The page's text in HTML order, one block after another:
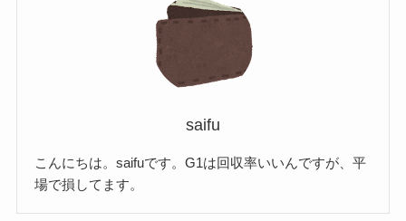
saifu
こんにちは。saifuです。G1は回収率いいんですが、平
場で損してます。